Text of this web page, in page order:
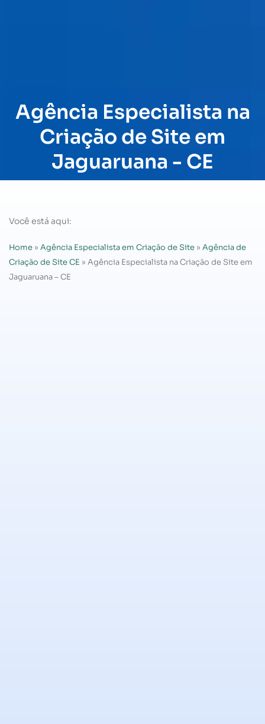
Agência Especialista na
Criação de Site em
Jaguaruana - CE
Você está aqui:
Home » Agência Especialista em Criação de Site » Agência de
Criação de Site CE » Agência Especialista na Criação de Site em
Jaguaruana – CE